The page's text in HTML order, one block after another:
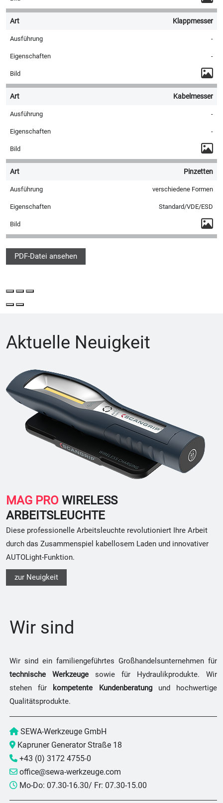
Klappmesser
-
-
Kabelmesser
-
-
Pinzetten
verschiedene Formen
Standard/VDE/ESD
PDF-Datei ansehen
Aktuelle Neuigkeit
MAG PRO WIRELESS
ARBEITSLEUCHTE
Diese professionelle Arbeitsleuchte revolutioniert Ihre Arbeit
durch das Zusammenspiel kabellosem Laden und innovativer
AUTOLight-Funktion.
zur Neuigkeit
Wir sind
Wir sind ein familiengeführtes Großhandelsunternehmen für
technische Werkzeuge sowie für Hydraulikprodukte. Wir
stehen für
kompetente Kundenberatungund hochwertige
Qualitätsprodukte.
SEWA-Werkzeuge GmbH
Kapruner Generator Straße 18
+43 (0) 3172 4755-0
office@sewa-werkzeuge.com
Mo-Do: 07.30-16.30/ Fr: 07.30-15.00